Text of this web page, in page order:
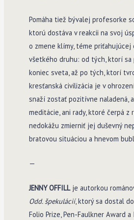
Pomáha tiež bývalej profesorke
ktorú dostáva v reakcii na svoj
o zmene klímy, téme
všetkého druhu: od tých, ktorí sa
koniec sveta, až po tých, ktorí
kresťanská civilizácia je v
snaží zostať pozitívne naladená,
meditácie, ani rady, ktoré čerpá z
nedokážu zmierniť jej duševný
bratovou situáciou a hnevom
—
JENNY OFFILLje autorkou
Odd. špekulácií, ktorý sa dostal
Folio Prize, Pen-Faulkner Award